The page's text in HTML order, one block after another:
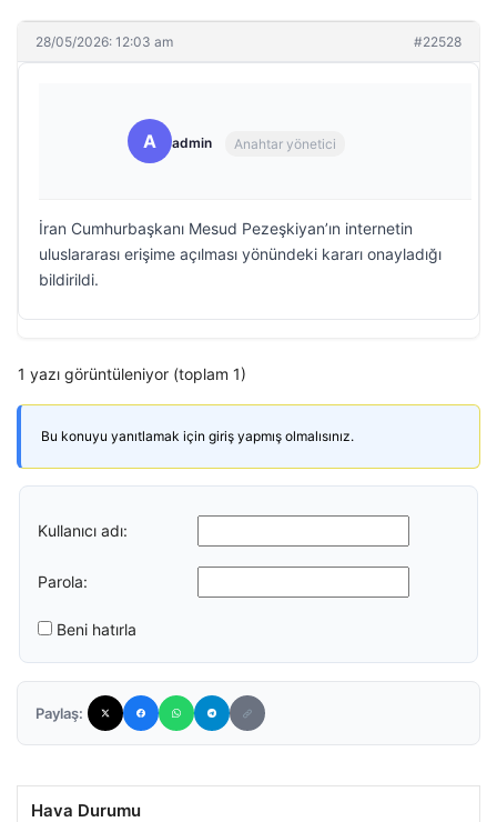
28/05/2026: 12:03 am #22528
A admin Anahtar yönetici
İran Cumhurbaşkanı Mesud Pezeşkiyan’ın internetin
uluslararası erişime açılması yönündeki kararı onayladığı
bildirildi.
1 yazı görüntüleniyor (toplam 1)
Bu konuyu yanıtlamak için giriş yapmış olmalısınız.
Kullanıcı adı:
Parola:
Beni hatırla
Paylaş:
Hava Durumu